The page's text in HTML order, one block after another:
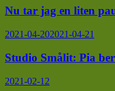
Nu tar jag en liten
2021-04-202021-04-21
Studio Smålit: Pia
2021-02-12